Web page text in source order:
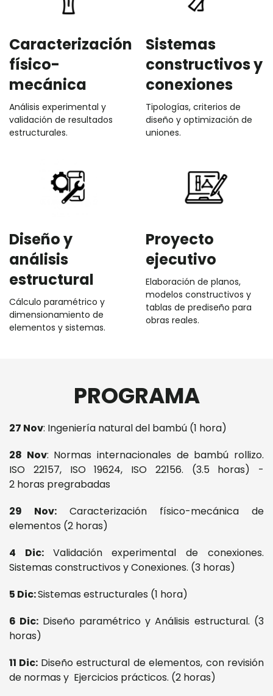
Caracterización
físico-
mecánica
Análisis experimental y
validación de resultados
estructurales.
Sistemas
constructivos y
conexiones
Tipologías, criterios de
diseño y optimización de
uniones.
Diseño y
análisis
estructural
Cálculo paramétrico y
dimensionamiento de
elementos y sistemas.
Proyecto
ejecutivo
Elaboración de planos,
modelos constructivos y
tablas de prediseño para
obras reales.
PROGRAMA
27 Nov: Ingeniería natural del bambú (1 hora)
28 Nov: Normas internacionales de bambú rollizo.
ISO 22157, ISO 19624, ISO 22156. (3.5 horas) -
2 horas pregrabadas
29 Nov: Caracterización físico-mecánica de
elementos (2 horas)
4 Dic: Validación experimental de conexiones.
Sistemas constructivos y Conexiones. (3 horas)
5 Dic:Sistemas estructurales (1 hora)
6 Dic: Diseño paramétrico y Análisis estructural. (3
horas)
11 Dic: Diseño estructural de elementos, con revisión
de normas y Ejercicios prácticos. (2 horas)